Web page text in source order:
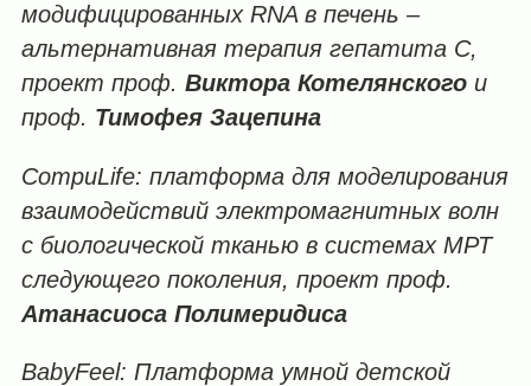
модифицированныхRNA в печень –
альтернативная терапия гепатита С,
проект проф. Виктора Котелянского и
проф. Тимофея Зацепина
CompuLife: платформа для моделирования
взаимодействий электромагнитных волн
с биологической тканью в системах МРТ
следующего поколения, проект проф.
Атанасиоса Полимеридиса
BabyFeel: Платформа умной детской